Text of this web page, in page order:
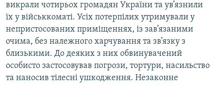
викрали чотирьох громадян України та ув’язнили
їх у військкоматі. Усіх потерпілих утримували у
непристосованих приміщеннях, із зав’язаними
очима, без належного харчування та зв’язку з
близькими. До деяких з них обвинувачений
особисто застосовував погрози, тортури, насильство
та наносив тілесні ушкодження. Незаконне